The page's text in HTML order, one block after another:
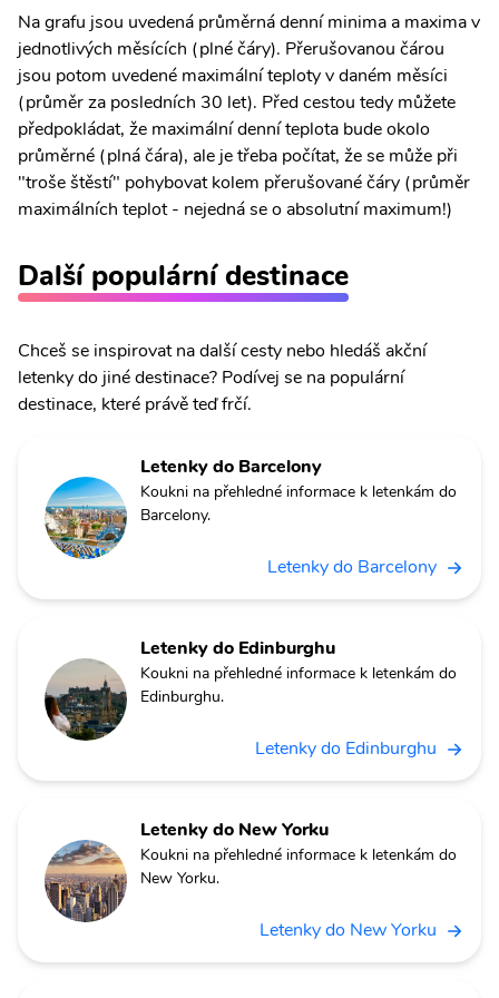
Na grafu jsou uvedená průměrná denní minima a maxima v
jednotlivých měsících (plné čáry). Přerušovanou čárou
jsou potom uvedené maximální teploty v daném měsíci
(průměr za posledních 30 let). Před cestou tedy můžete
předpokládat, že maximální denní teplota bude okolo
průměrné (plná čára), ale je třeba počítat, že se může při
"troše štěstí" pohybovat kolem přerušované čáry (průměr
maximálních teplot - nejedná se o absolutní maximum!)
Další populární destinace
Chceš se inspirovat na další cesty nebo hledáš akční
letenky do jiné destinace? Podívej se na populární
destinace, které právě teď frčí.
Letenky do Barcelony
Koukni na přehledné informace k letenkám do
Barcelony.
Letenky do Barcelony
Letenky do Edinburghu
Koukni na přehledné informace k letenkám do
Edinburghu.
Letenky do Edinburghu
Letenky do New Yorku
Koukni na přehledné informace k letenkám do
New Yorku.
Letenky do New Yorku